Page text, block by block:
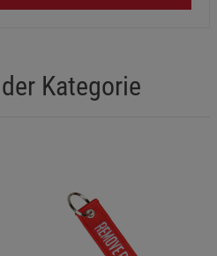
Kategorie